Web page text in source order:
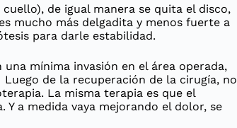
de igual manera se quita el disco,
mucho más delgadita y menos fuerte a
para darle estabilidad.
mínima invasión en el área operada,
de la recuperación de la cirugía, no
La misma terapia es que el
a medida vaya mejorando el dolor, se